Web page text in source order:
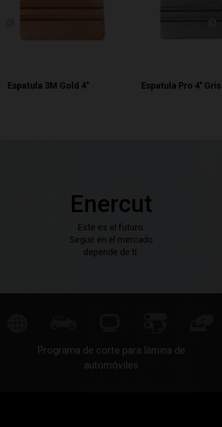
Espatula 3M Gold 4'' Espatula Pro 4'' Gris
Enercut
Este es el futuro.
Seguir en el mercado
depende de tí.
Programa de corte para lámina de
automóviles